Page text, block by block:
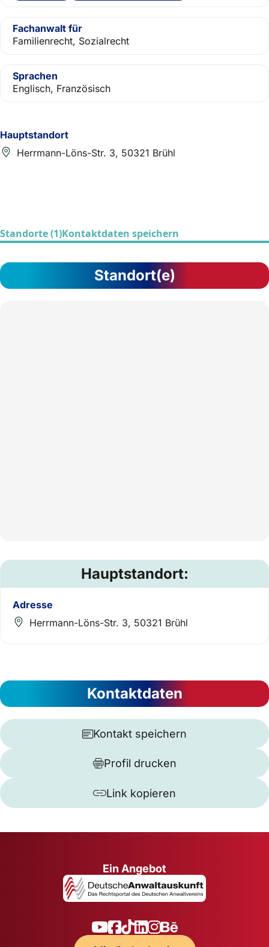
Hauptstandort
Herrmann-Löns-Str. 3, 50321 Brühl
Fachanwalt für
Familienrecht, Sozialrecht
Sprachen
Englisch, Französisch
Standorte (1)Kontaktdaten speichern
Standort(e)
Hauptstandort:
Adresse
Herrmann-Löns-Str. 3, 50321 Brühl
Kontaktdaten
Kontakt speichern
Profil drucken
Link kopieren
Ein Angebot